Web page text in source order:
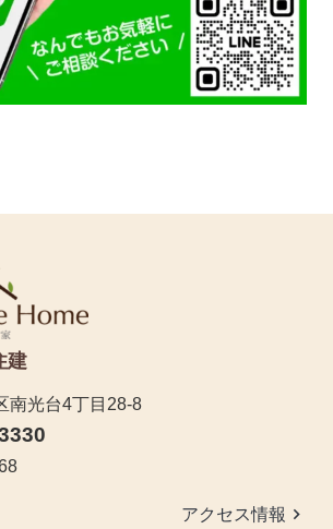
建
南光台4丁目28-8
アクセス情報 keyboard_arrow_right